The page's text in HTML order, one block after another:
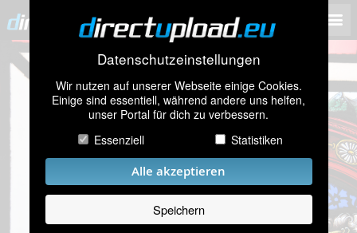
Datenschutzeinstellungen
Wir nutzen auf unserer Webseite einige Cookies.
Einige sind essentiell, während andere uns helfen,
unser Portal für dich zu verbessern.
Essenziell
Statistiken
Alle akzeptieren
Speichern